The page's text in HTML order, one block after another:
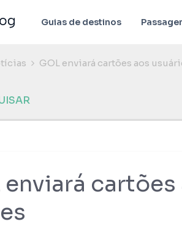
Guias de destinos
GOL enviará cartões aos
enviará